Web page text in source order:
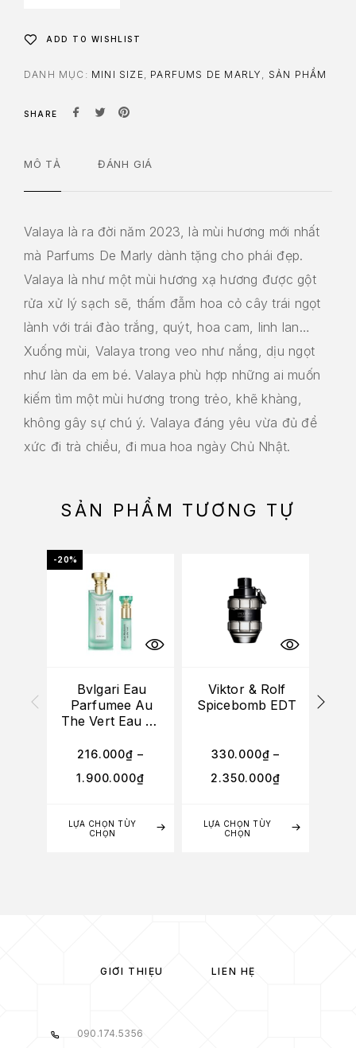
ADD TO WISHLIST
DANH MỤC: MINI SIZE, PARFUMS DE MARLY , SẢN PHẨM
SHARE
MÔ TẢ ĐÁNH GIÁ
Valaya là ra đời năm 2023, là mùi hương mới nhất
mà Parfums De Marly dành tặng cho phái đẹp.
Valaya là như một mùi hương xạ hương được gột
rửa xử lý sạch sẽ, thấm đẫm hoa cỏ cây trái ngọt
lành với trái đào trắng, quýt, hoa cam, linh lan…
Xuống mùi, Valaya trong veo như nắng, dịu ngọt
như làn da em bé. Valaya phù hợp những ai muốn
kiếm tìm một mùi hương trong trẻo, khẽ khàng,
không gây sự chú ý. Valaya đáng yêu vừa đủ để
xức đi trà chiều, đi mua hoa ngày Chủ Nhật.
SẢN PHẨM TƯƠNG TỰ
-20%
LỰA CHỌN TÙY
CHỌN
Bvlgari Eau
Parfumee Au
The Vert Eau De
216.000₫ –
1.900.000₫
LỰA CHỌN TÙY
CHỌN
Viktor & Rolf
Spicebomb EDT
330.000₫ –
2.350.000₫
GIỚI THIỆU LIÊN HỆ
090.174.5356